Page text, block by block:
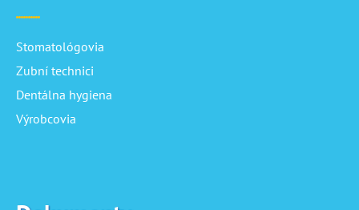
Stomatológovia
Zubní technici
Dentálna hygiena
Výrobcovia